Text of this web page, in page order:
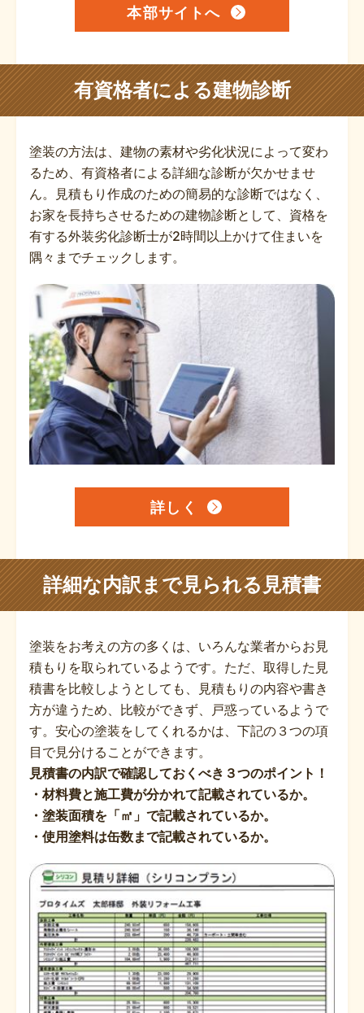
本部サイトへ
有資格者による建物診断
塗装の方法は、建物の素材や劣化状況によって変わ
るため、有資格者による詳細な診断が欠かせませ
ん。見積もり作成のための簡易的な診断ではなく、
お家を長持ちさせるための建物診断として、資格を
有する外装劣化診断士が2時間以上かけて住まいを
隅々までチェックします。
詳しく
詳細な内訳まで見られる見積書
塗装をお考えの方の多くは、いろんな業者からお見
積もりを取られているようです。ただ、取得した見
積書を比較しようとしても、見積もりの内容や書き
方が違うため、比較ができず、戸惑っているようで
す。安心の塗装をしてくれるかは、下記の３つの項
目で見分けることができます。
見積書の内訳で確認しておくべき３つのポイント！
・材料費と施工費が分かれて記載されているか。
・塗装面積を「㎡」で記載されているか。
・使用塗料は缶数まで記載されているか。